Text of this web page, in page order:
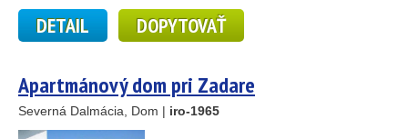
DETAIL DOPYTOVAŤ
Apartmánový dom pri Zadare
Severná Dalmácia, Dom | iro-1965